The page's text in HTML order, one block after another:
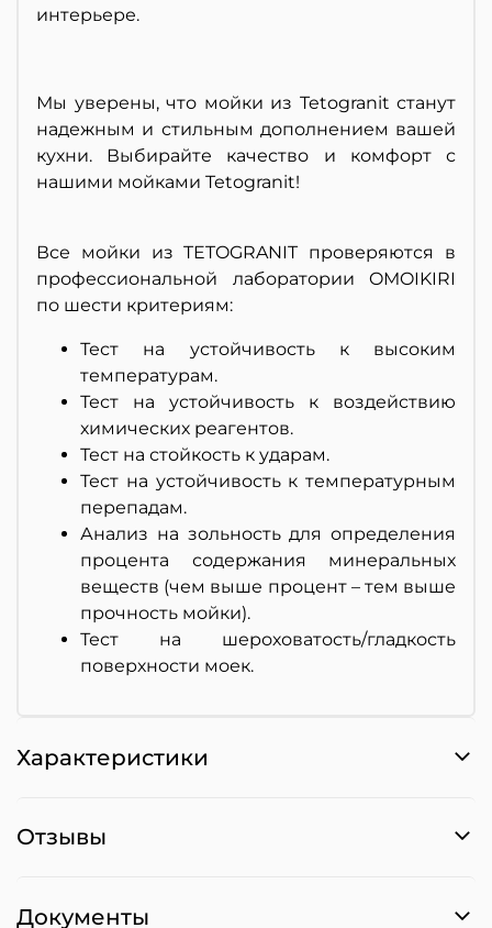
интерьере.
Мы уверены, что мойки из Tetogranit станут
надежным и стильным дополнением вашей
кухни. Выбирайте качество и комфорт с
нашими мойками Tetogranit!
Все мойки из TETOGRANIT проверяются в
профессиональной лаборатории OMOIKIRI
по шести критериям:
Тест на устойчивость к высоким
температурам.
Тест на устойчивость к воздействию
химических реагентов.
Тест на стойкость к ударам.
Тест на устойчивость к температурным
перепадам.
Анализ на зольность для определения
процента содержания минеральных
веществ (чем выше процент – тем выше
прочность мойки).
Тест на шероховатость/гладкость
поверхности моек.
Характеристики
Отзывы
Документы